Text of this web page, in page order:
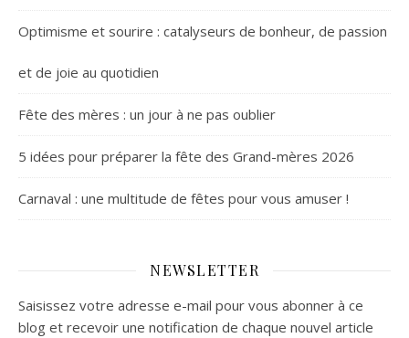
Optimisme et sourire : catalyseurs de bonheur, de passion
et de joie au quotidien
Fête des mères : un jour à ne pas oublier
5 idées pour préparer la fête des Grand-mères 2026
Carnaval : une multitude de fêtes pour vous amuser !
NEWSLETTER
Saisissez votre adresse e-mail pour vous abonner à ce
blog et recevoir une notification de chaque nouvel article